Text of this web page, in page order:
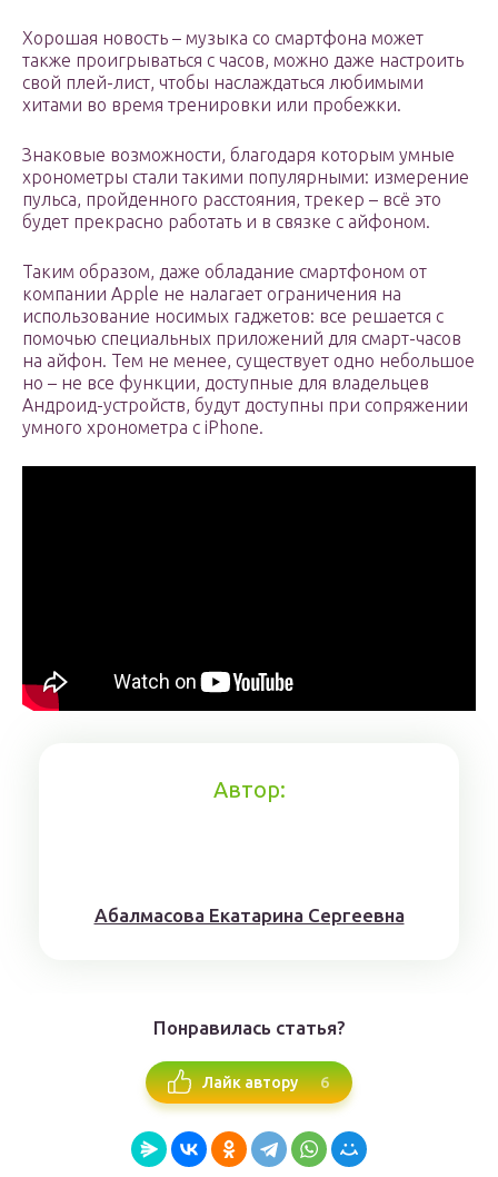
Хорошая новость – музыка со смартфона может
также проигрываться с часов, можно даже настроить
свой плей-лист, чтобы наслаждаться любимыми
хитами во время тренировки или пробежки.
Знаковые возможности, благодаря которым умные
хронометры стали такими популярными: измерение
пульса, пройденного расстояния, трекер – всё это
будет прекрасно работать и в связке с айфоном.
Таким образом, даже обладание смартфоном от
компании Apple не налагает ограничения на
использование носимых гаджетов: все решается с
помочью специальных приложений для смарт-часов
на айфон. Тем не менее, существует одно небольшое
но – не все функции, доступные для владельцев
Андроид-устройств, будут доступны при сопряжении
умного хронометра с iPhone.
Автор:
Aбaлмaсoвa Eкaтaринa Ceргeeвнa
Понравилась статья?
Лайк автору 6